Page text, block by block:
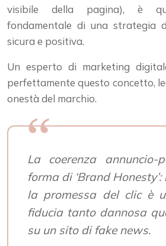
visibile della pagina), è
fondamentale di una strategia
sicura e positiva.
Un esperto di marketing
perfettamente questo concetto,
onestà del marchio.
La coerenza
forma di ‘Brand
la promessa del clic è
fiducia tanto dannosa
su un sito di fake news.